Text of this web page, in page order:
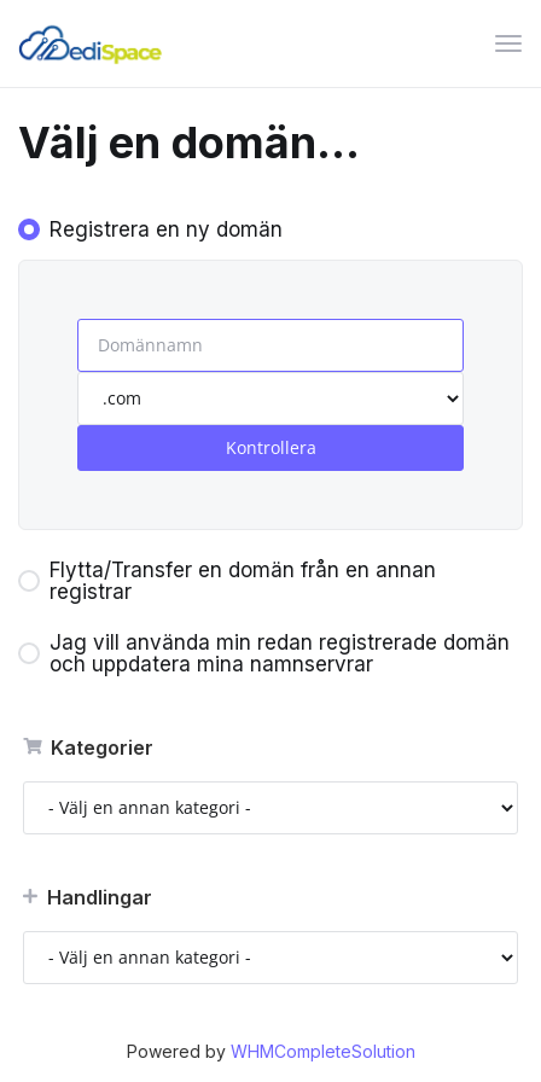
Välj en domän...
Kategorier
Handlingar
Registrera en ny domän
Kontrollera
Flytta/Transfer en domän från en annan
registrar
Jag vill använda min redan registrerade domän
och uppdatera mina namnservrar
Powered by WHMCompleteSolution